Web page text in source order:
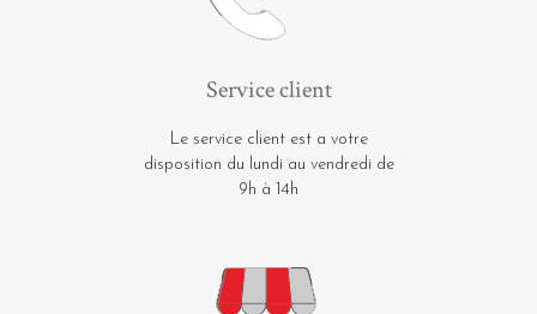
Service client
Le service client est a votre
disposition du lundi au vendredi de
9h à 14h